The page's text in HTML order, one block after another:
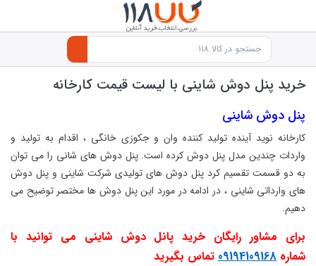
خرید پنل دوش شاینی با لیست قیمت کارخانه
پنل دوش شاینی
کارخانه نوید آینده تولید کننده وان و جکوزی خانگی ، اقدام به تولید و
واردات چندین مدل پنل دوش کرده است. پنل دوش های شانی را می توان
به دو قسمت تقسیم کرد پنل دوش های تولیدی شرکت شاینی و پنل دوش
های وارداتی شاینی ، در ادامه در مورد این پنل دوش ها مختصر توضیح می
دهیم.
برای مشاور رایگان خرید پانل دوش شاینی می توانید با
شماره 09194109168 تماس بگیرید